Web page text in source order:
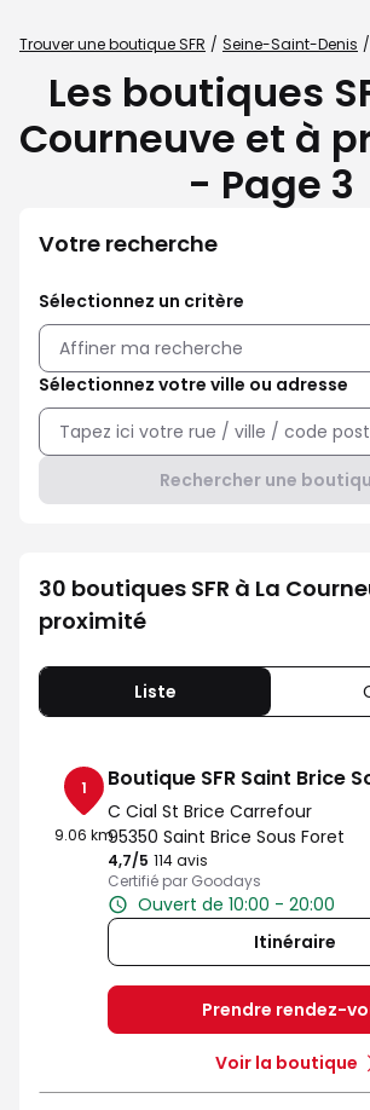
Trouver une boutique SFR Seine-Saint-Denis
Les boutiques
Courneuve et à
- Page 3
Votre recherche
Sélectionnez un critère
Affiner ma recherche
Sélectionnez votre ville ou adresse
Rechercher une
30 boutiques SFR à La
proximité
Liste
1
9.06 km
Boutique SFR Saint Brice
C Cial St Brice Carrefour
95350 Saint Brice Sous Foret
4,7/5 Note de 4.7 sur 5
114 avis
Certifié par Goodays
Ouvert de 10:00 - 20:00
Itinéraire
Prendre rendez-
Voir la boutique